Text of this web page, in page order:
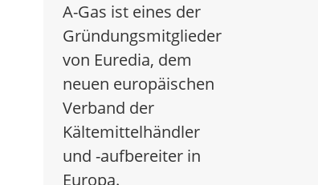
A-Gas ist eines der
Gründungsmitglieder
von Euredia, dem
neuen europäischen
Verband der
Kältemittelhändler
und -aufbereiter in
Europa.